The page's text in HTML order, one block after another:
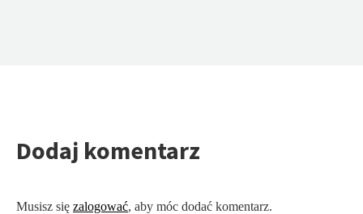
Dodaj komentarz
Musisz się zalogować, aby móc dodać komentarz.